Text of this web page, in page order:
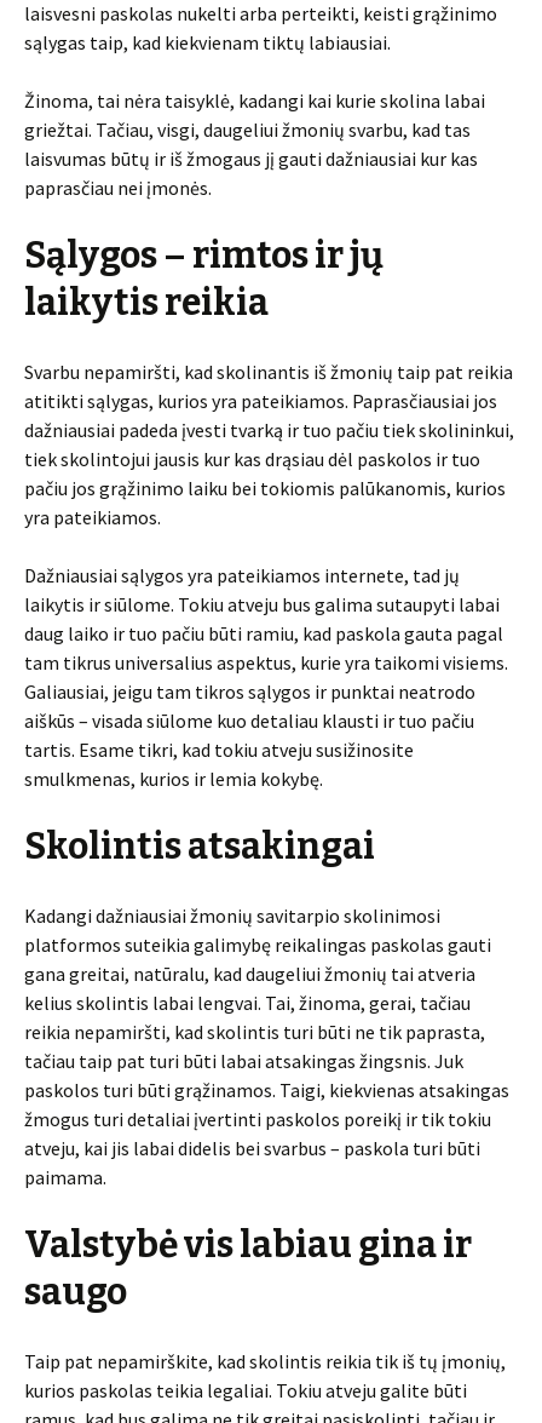
laisvesni paskolas nukelti arba perteikti, keisti grąžinimo
sąlygas taip, kad kiekvienam tiktų labiausiai.
Žinoma, tai nėra taisyklė, kadangi kai kurie skolina labai
griežtai. Tačiau, visgi, daugeliui žmonių svarbu, kad tas
laisvumas būtų ir iš žmogaus jį gauti dažniausiai kur kas
paprasčiau nei įmonės.
Sąlygos – rimtos ir jų
laikytis reikia
Svarbu nepamiršti, kad skolinantis iš žmonių taip pat reikia
atitikti sąlygas, kurios yra pateikiamos. Paprasčiausiai jos
dažniausiai padeda įvesti tvarką ir tuo pačiu tiek skolininkui,
tiek skolintojui jausis kur kas drąsiau dėl paskolos ir tuo
pačiu jos grąžinimo laiku bei tokiomis palūkanomis, kurios
yra pateikiamos.
Dažniausiai sąlygos yra pateikiamos internete, tad jų
laikytis ir siūlome. Tokiu atveju bus galima sutaupyti labai
daug laiko ir tuo pačiu būti ramiu, kad paskola gauta pagal
tam tikrus universalius aspektus, kurie yra taikomi visiems.
Galiausiai, jeigu tam tikros sąlygos ir punktai neatrodo
aiškūs – visada siūlome kuo detaliau klausti ir tuo pačiu
tartis. Esame tikri, kad tokiu atveju susižinosite
smulkmenas, kurios ir lemia kokybę.
Skolintis atsakingai
Kadangi dažniausiai žmonių savitarpio skolinimosi
platformos suteikia galimybę reikalingas paskolas gauti
gana greitai, natūralu, kad daugeliui žmonių tai atveria
kelius skolintis labai lengvai. Tai, žinoma, gerai, tačiau
reikia nepamiršti, kad skolintis turi būti ne tik paprasta,
tačiau taip pat turi būti labai atsakingas žingsnis. Juk
paskolos turi būti grąžinamos. Taigi, kiekvienas atsakingas
žmogus turi detaliai įvertinti paskolos poreikį ir tik tokiu
atveju, kai jis labai didelis bei svarbus – paskola turi būti
paimama.
Valstybė vis labiau gina ir
saugo
Taip pat nepamirškite, kad skolintis reikia tik iš tų įmonių,
kurios paskolas teikia legaliai. Tokiu atveju galite būti